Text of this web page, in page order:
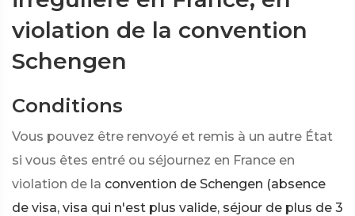
violation de la convention
Schengen
Conditions
Vous pouvez être renvoyé et remis à un autre État
si vous êtes entré ou séjournez en France en
violation de la convention de Schengen (absence
de visa, visa qui n'est plus valide, séjour de plus de 3